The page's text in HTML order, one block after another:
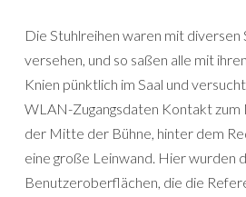
Die Stuhlreihen waren mit
versehen, und so saßen alle mit
Knien pünktlich im Saal und
WLAN-Zugangsdaten Kontakt zum
der Mitte der Bühne, hinter dem
eine große Leinwand. Hier wurden
Benutzeroberflächen, die die